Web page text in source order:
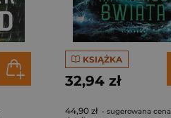
KSIĄŻKA
32,94 zł
44,90 zł - sugerowana cena